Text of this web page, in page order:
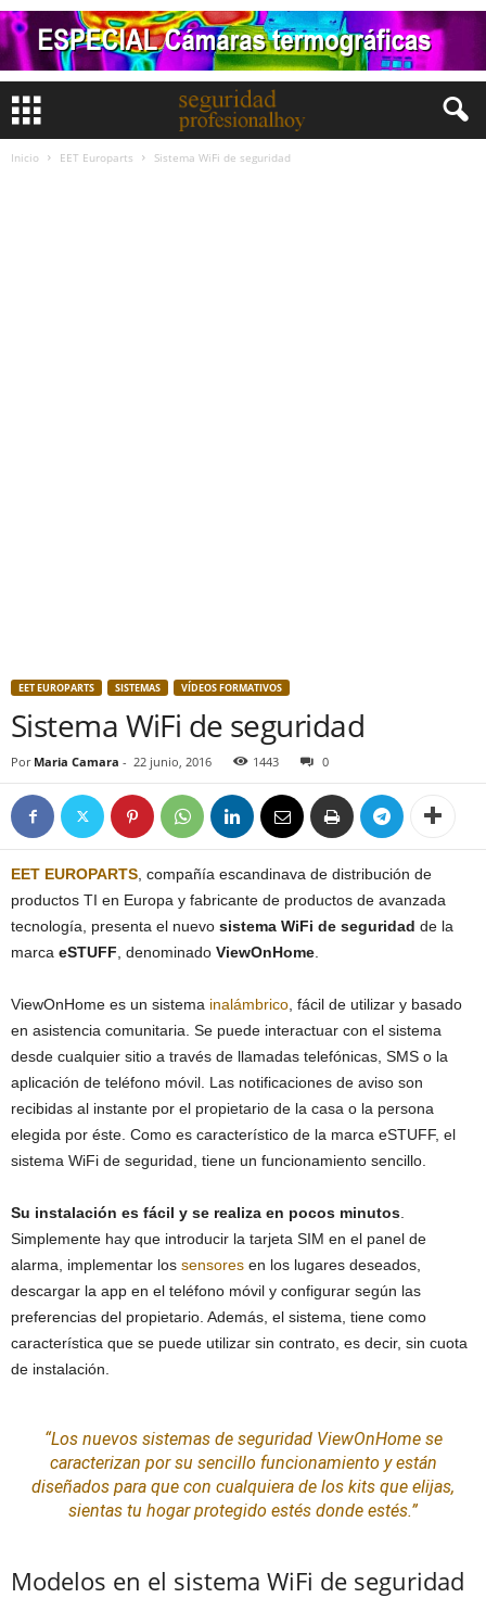
Inicio EET Europarts Sistema WiFi de seguridad
EET EUROPARTS SISTEMAS VÍDEOS FORMATIVOS
Sistema WiFi de seguridad
Por Maria Camara - 22 junio, 2016 1443 0
EET EUROPARTS , compañía escandinava de distribución de
productos TI en Europa y fabricante de productos de avanzada
tecnología, presenta el nuevo sistema WiFi de seguridad de la
marca eSTUFF , denominado ViewOnHome
ViewOnHome es un sistema inalámbrico , fácil de utilizar y basado
en asistencia comunitaria. Se puede interactuar con el sistema
desde cualquier sitio a través de llamadas telefónicas, SMS o la
aplicación de teléfono móvil. Las notificaciones de aviso son
recibidas al instante por el propietario de la casa o la persona
elegida por éste. Como es característico de la marca eSTUFF, el
sistema WiFi de seguridad, tiene un funcionamiento sencillo.
Su instalación es fácil y se realiza en pocos minutos
Simplemente hay que introducir la tarjeta SIM en el panel de
alarma, implementar los sensores en los lugares deseados,
descargar la app en el teléfono móvil y configurar según las
preferencias del propietario. Además, el sistema, tiene como
característica que se puede utilizar sin contrato, es decir, sin cuota
de instalación.
“Los nuevos sistemasde seguridad ViewOnHome se
caracterizan por su sencillo funcionamiento y están
diseñados para que con cualquiera de los kits que elijas,
sientas tu hogar protegido estés donde estés.”
Modelos en el sistema WiFi de seguridad